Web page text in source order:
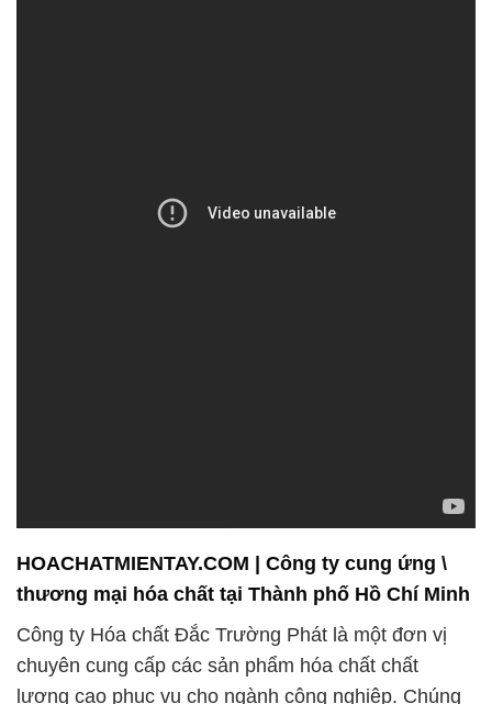
Công ty Hóa chất Đắc Trường Phát là một đơn vị
chuyên cung cấp các sản phẩm hóa chất chất
lượng cao phục vụ cho ngành công nghiệp. Chúng
tôi tự hào mang đến cho khách hàng sự đa dạng và
chất lượng trong danh mục sản phẩm của mình. Với
một kinh nghiệm dày đặc trong lĩnh vực này, chúng
tôi đã đạt được niềm tin và sự công nhận từ nhiều